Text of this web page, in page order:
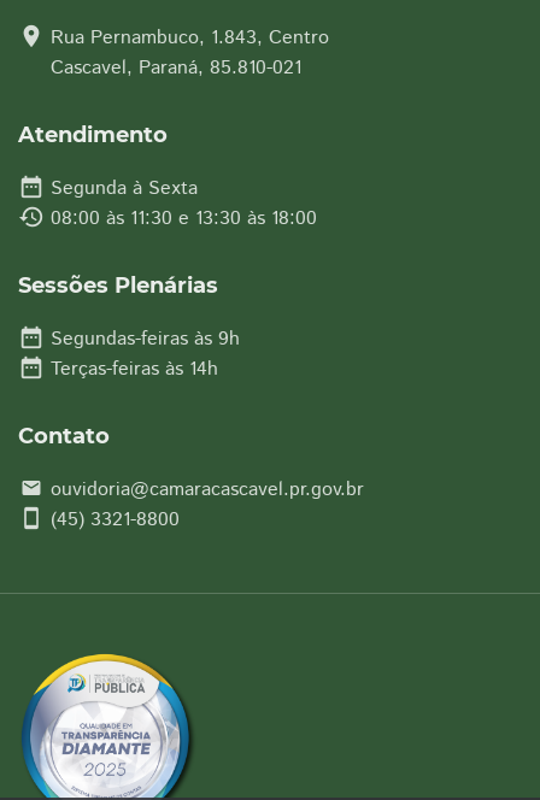
location_on Rua Pernambuco, 1.843, Centro
Cascavel, Paraná, 85.810-021
Atendimento
date_range Segunda à Sexta
history 08:00 às 11:30 e 13:30 às 18:00
Sessões Plenárias
date_range Segundas-feiras às 9h
date_range Terças-feiras às 14h
Contato
email ouvidoria@camaracascavel.pr.gov.br
smartphone (45) 3321-8800